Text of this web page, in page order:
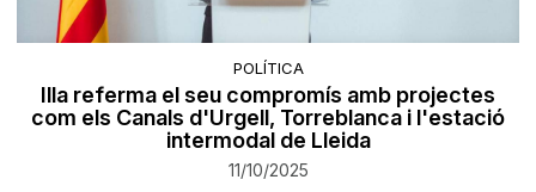
POLÍTICA
Illa referma el seu compromís amb projectes
com els Canals d'Urgell, Torreblanca i l'estació
intermodal de Lleida
11/10/2025